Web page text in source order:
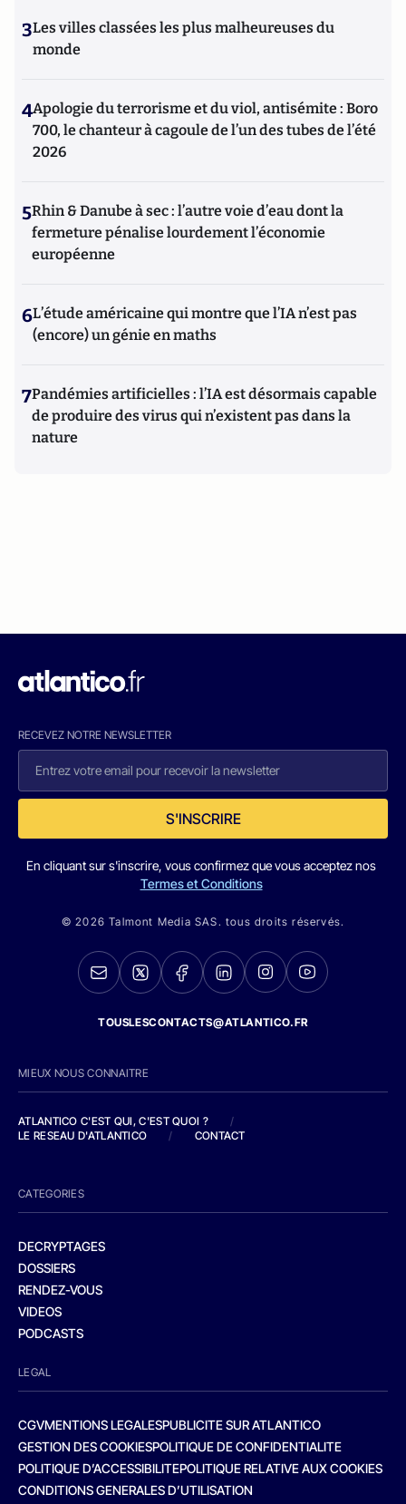
3Les villes classées les plus malheureuses du
monde
4Apologie du terrorisme et du viol, antisémite : Boro
700, le chanteur à cagoule de l’un des tubes de l’été
2026
5Rhin & Danube à sec : l’autre voie d’eau dont la
fermeture pénalise lourdement l’économie
européenne
6L’étude américaine qui montre que l’IA n’est pas
(encore) un génie en maths
7Pandémies artificielles : l’IA est désormais capable
de produire des virus qui n’existent pas dans la
nature
RECEVEZ NOTRE NEWSLETTER
S'INSCRIRE
En cliquant sur s'inscrire, vous confirmez que vous acceptez nos
Termes et Conditions
© 2026 Talmont Media SAS. tous droits réservés.
TOUSLESCONTACTS@ATLANTICO.FR
MIEUX NOUS CONNAITRE
ATLANTICO C'EST QUI, C'EST QUOI ?
/
LE RESEAU D'ATLANTICO
/ CONTACT
CATEGORIES
DECRYPTAGES
DOSSIERS
RENDEZ-VOUS
VIDEOS
PODCASTS
LEGAL
CGVMENTIONS LEGALESPUBLICITE SUR ATLANTICO
GESTION DES COOKIESPOLITIQUE DE CONFIDENTIALITE
POLITIQUE D’ACCESSIBILITEPOLITIQUE RELATIVE AUX COOKIES
CONDITIONS GENERALES D’UTILISATION